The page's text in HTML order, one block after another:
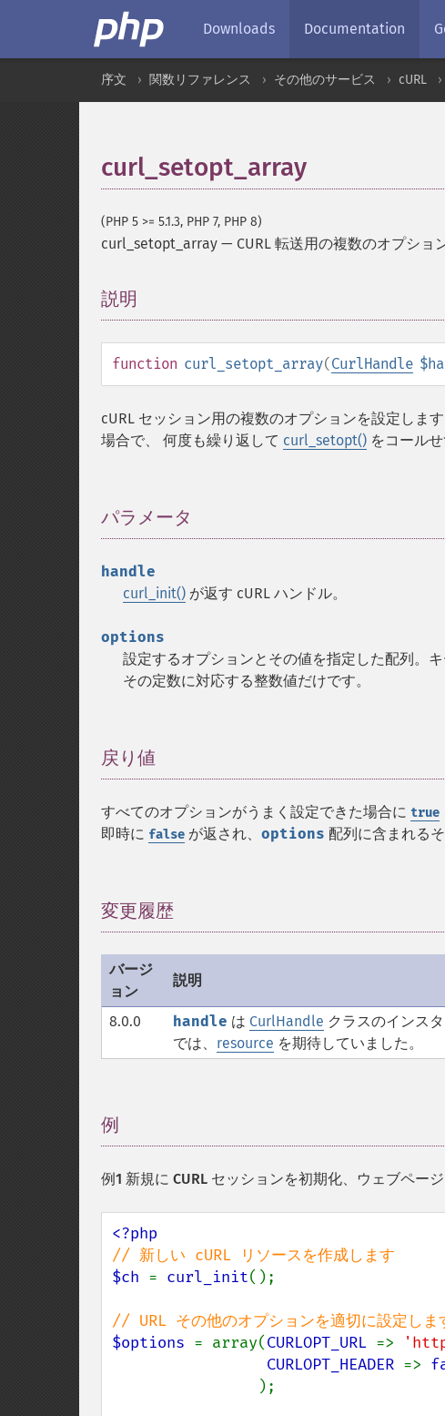
Downloads Documentation
序文 関数リファレンス その他のサービス cURL
curl_setopt_array
(PHP 5 >= 5.1.3, PHP 7, PHP 8)
curl_setopt_array — CURL 転送用の複数のオプショ
説明
function curl_setopt_array(CurlHandle
cURL セッション用の複数のオプションを設定しま
場合で、 何度も繰り返して curl_setopt() をコールせ
パラメータ
handle
curl_init() が返す cURL ハンドル。
options
設定するオプションとその値を指定した配列。
その定数に対応する整数値だけです。
戻り値
すべてのオプションがうまく設定できた場合に true
即時に false が返され、 options 配列に含まれる
変更履歴
バージ
ョン
説明
8.0.0 handle は CurlHandle クラスのインス
では、 resource を期待していました。
例
例1 新規に CURL セッションを初期化、ウェブペー
$ch = curl_init();
$options = array(CURLOPT_URL =>
CURLOPT_HEADER =>
);